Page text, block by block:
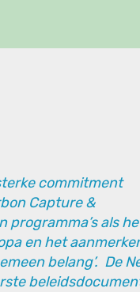
commitment
Capture &
programma’s als
en het
belang’. De